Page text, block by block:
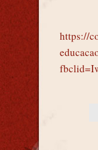
https://